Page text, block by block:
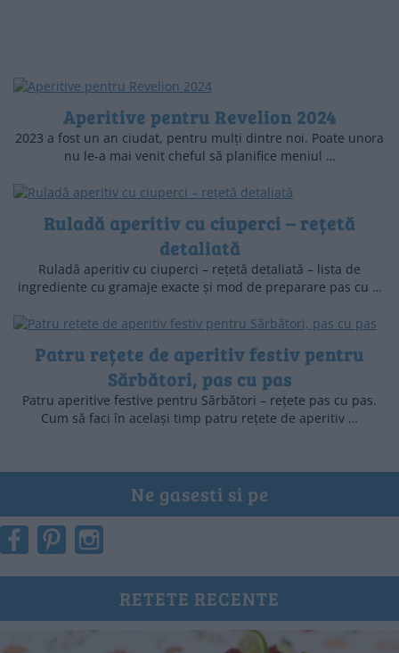
Aperitive pentru Revelion 2024
2023 a fost un an ciudat, pentru mulți dintre noi. Poate unora
nu le-a mai venit cheful să planifice meniul …
Ruladă aperitiv cu ciuperci – rețetă
detaliată
Ruladă aperitiv cu ciuperci – rețetă detaliată – lista de
ingrediente cu gramaje exacte și mod de preparare pas cu …
Patru rețete de aperitiv festiv pentru
Sărbători, pas cu pas
Patru aperitive festive pentru Sărbători – rețete pas cu pas.
Cum să faci în același timp patru rețete de aperitiv …
Ne gasesti si pe
RETETE RECENTE